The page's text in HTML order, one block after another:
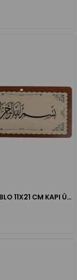
MİNİ TABLO 11X21 CM KAPI ÜSTÜ BESMELE